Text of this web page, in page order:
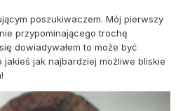
poszukiwaczem. Mój pierwszy
przypominającego trochę
dowiadywałem to może być
jakieś jak najbardziej możliwe bliskie